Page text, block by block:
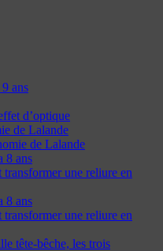
ans
d’optique
de Lalande
de Lalande
8 ans
transformer une reliure en
8 ans
transformer une reliure en
tête-bêche, les trois